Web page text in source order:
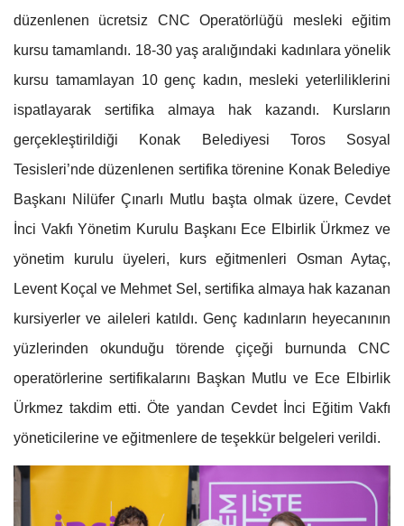
düzenlenen ücretsiz CNC Operatörlüğü mesleki eğitim
kursu tamamlandı. 18-30 yaş aralığındaki kadınlara yönelik
kursu tamamlayan 10 genç kadın, mesleki yeterliliklerini
ispatlayarak sertifika almaya hak kazandı. Kursların
gerçekleştirildiği Konak Belediyesi Toros Sosyal
Tesisleri’nde düzenlenen sertifika törenine Konak Belediye
Başkanı Nilüfer Çınarlı Mutlu başta olmak üzere, Cevdet
İnci Vakfı Yönetim Kurulu Başkanı Ece Elbirlik Ürkmez ve
yönetim kurulu üyeleri, kurs eğitmenleri Osman Aytaç,
Levent Koçal ve Mehmet Sel, sertifika almaya hak kazanan
kursiyerler ve aileleri katıldı. Genç kadınların heyecanının
yüzlerinden okunduğu törende çiçeği burnunda CNC
operatörlerine sertifikalarını Başkan Mutlu ve Ece Elbirlik
Ürkmez takdim etti. Öte yandan Cevdet İnci Eğitim Vakfı
yöneticilerine ve eğitmenlere de teşekkür belgeleri verildi.